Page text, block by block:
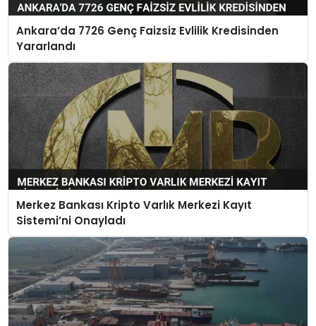
Ankara’da 7726 Genç Faizsiz Evlilik Kredisinden
Yararlandı
Merkez Bankası Kripto Varlık Merkezi Kayıt
Sistemi’ni Onayladı